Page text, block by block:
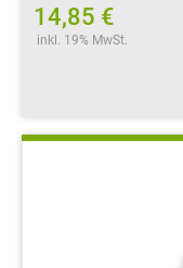
14,85 €
inkl. 19% MwSt.